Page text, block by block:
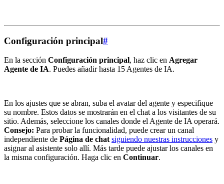
Configuración principal#
En la sección Configuración principal, haz clic en Agregar
Agente de IA. Puedes añadir hasta 15 Agentes de IA.
En los ajustes que se abran, suba el avatar del agente y especifique
su nombre. Estos datos se mostrarán en el chat a los visitantes de su
sitio. Además, seleccione los canales donde el Agente de IA operará.
Consejo: Para probar la funcionalidad, puede crear un canal
independiente de Página de chat siguiendo nuestras instrucciones y
asignar al asistente solo allí. Más tarde puede ajustar los canales en
la misma configuración. Haga clic en Continuar.